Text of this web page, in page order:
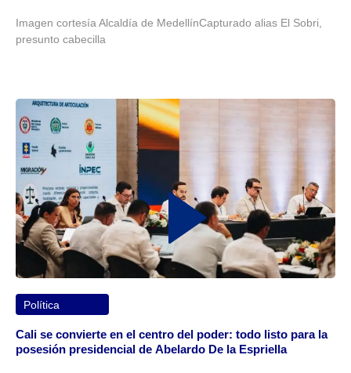
Imagen cortesía Alcaldía de MedellínCapturado alias El Sobri,
presunto cabecilla
Política
Cali se convierte en el centro del poder: todo listo para la
posesión presidencial de Abelardo De la Espriella